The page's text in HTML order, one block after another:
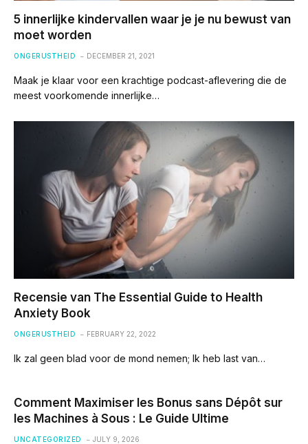
5 innerlijke kindervallen waar je je nu bewust van
moet worden
ONGERUSTHEID DECEMBER 21, 2021
Maak je klaar voor een krachtige podcast-aflevering die de
meest voorkomende innerlijke…
Recensie van The Essential Guide to Health
Anxiety Book
ONGERUSTHEID FEBRUARY 22, 2022
Ik zal geen blad voor de mond nemen; Ik heb last van…
Comment Maximiser les Bonus sans Dépôt sur
les Machines à Sous : Le Guide Ultime
UNCATEGORIZED JULY 9, 2026